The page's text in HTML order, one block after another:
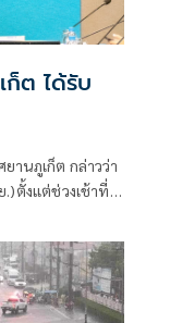
ก็ต ได้รับ
านภูเก็ต กล่าวว่า
ตั้งแต่ช่วงเช้าที่